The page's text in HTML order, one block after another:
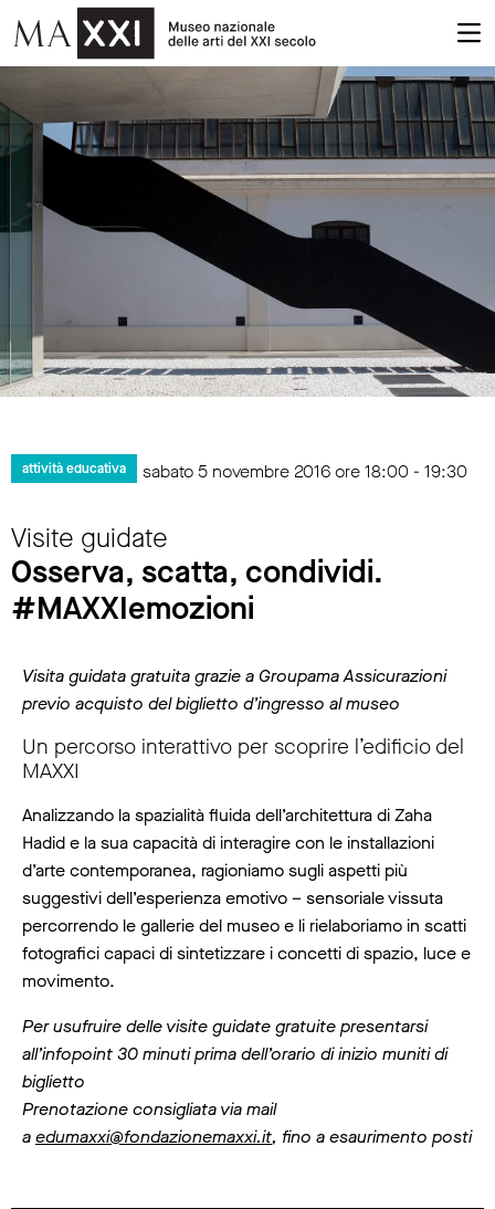
attività educativa sabato 5 novembre 2016 ore 18:00 - 19:30
Visite guidate
Osserva, scatta, condividi.
#MAXXIemozioni
Visita guidata gratuita grazie a Groupama Assicurazioni
previo acquisto del biglietto d’ingresso al museo
Un percorso interattivo per scoprire l’edificio del
MAXXI
Analizzando la spazialità fluida dell’architettura di Zaha
Hadid e la sua capacità di interagire con le installazioni
d’arte contemporanea, ragioniamo sugli aspetti più
suggestivi dell’esperienza emotivo – sensoriale vissuta
percorrendo le gallerie del museo e li rielaboriamo in scatti
fotografici capaci di sintetizzare i concetti di spazio, luce e
movimento.
Per usufruire delle visite guidate gratuite presentarsi
all’infopoint 30 minuti prima dell’orario di inizio muniti di
biglietto
Prenotazione consigliata via mail
aedumaxxi@fondazionemaxxi.it, fino a esaurimento posti